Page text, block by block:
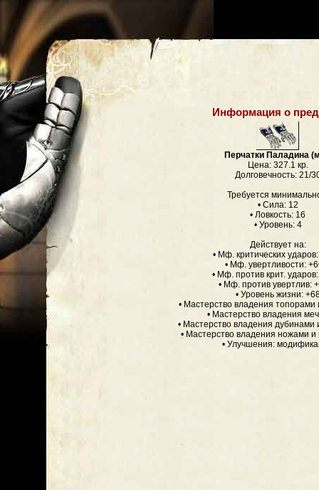
Информация о
Перчатки Паладина
Цена: 327.1 кр.
Долговечность: 21/
Требуется
• Сила: 12
• Ловкость: 16
• Уровень: 4
Действует на:
• Мф. критических
• Мф. увертливости:
• Мф. против крит.
• Мф. против увертлив:
• Уровень жизни:
• Мастерство владения топорами
• Мастерство владения
• Мастерство владения дубинами
• Мастерство владения ножами и
• Улучшения: